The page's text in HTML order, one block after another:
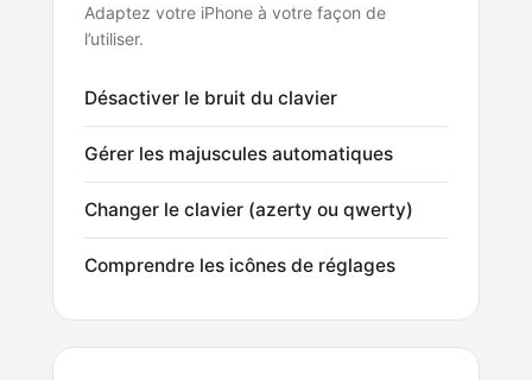
Adaptez votre iPhone à votre façon de
l’utiliser.
Désactiver le bruit du clavier
Gérer les majuscules automatiques
Changer le clavier (azerty ou qwerty)
Comprendre les icônes de réglages